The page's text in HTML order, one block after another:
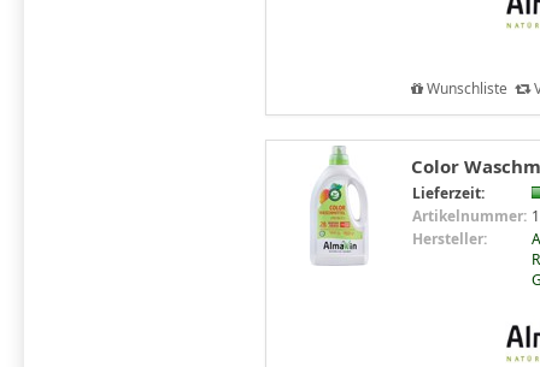
Wunschliste
Color
Lieferzeit:
Artikelnummer:
Hersteller: